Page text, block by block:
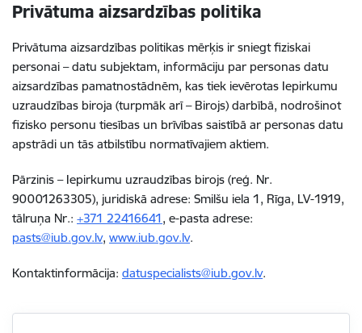
Privātuma aizsardzības politika
Privātuma aizsardzības politikas mērķis ir sniegt fiziskai
personai – datu subjektam, informāciju par personas datu
aizsardzības pamatnostādnēm, kas tiek ievērotas Iepirkumu
uzraudzības biroja (turpmāk arī – Birojs) darbībā, nodrošinot
fizisko personu tiesības un brīvības saistībā ar personas datu
apstrādi un tās atbilstību normatīvajiem aktiem.
Pārzinis – Iepirkumu uzraudzības birojs (reģ. Nr.
90001263305), juridiskā adrese: Smilšu iela 1, Rīga, LV-1919,
tālruņa Nr.: +371 22416641, e-pasta adrese:
pasts@iub.gov.lv, www.iub.gov.lv.
Kontaktinformācija: datuspecialists@iub.gov.lv.